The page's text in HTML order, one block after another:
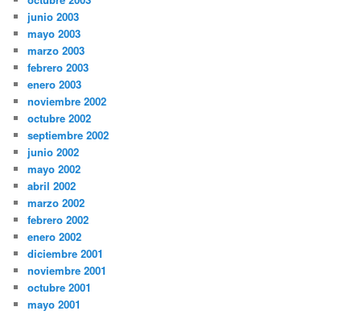
junio 2003
mayo 2003
marzo 2003
febrero 2003
enero 2003
noviembre 2002
octubre 2002
septiembre 2002
junio 2002
mayo 2002
abril 2002
marzo 2002
febrero 2002
enero 2002
diciembre 2001
noviembre 2001
octubre 2001
mayo 2001